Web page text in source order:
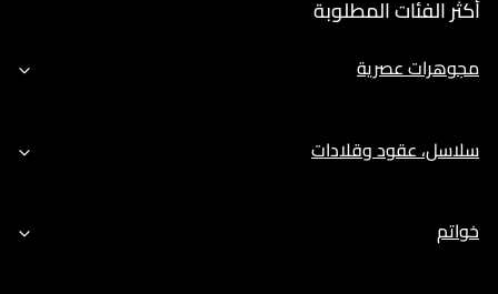
أكثر الفئات المطلوبة
مجوهرات عصرية
سلاسل، عقود وقلادات
خواتم